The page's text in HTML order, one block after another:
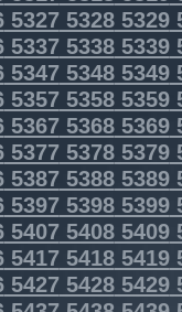
532753285329
533753385339
534753485349
535753585359
536753685369
537753785379
538753885389
539753985399
540754085409
541754185419
542754285429